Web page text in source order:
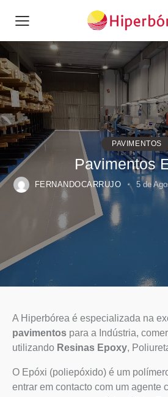
PAVIMENTOS
Pavimentos
FERNANDOCARRUJO 5 de
A Hiperbórea é especializada na
pavimentos para a Indústria,
utilizando Resinas Epoxy,
O Epóxi (poliepóxido) é um
entrar em contacto com um agente